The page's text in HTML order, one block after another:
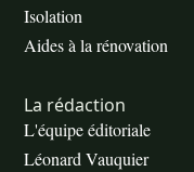
Isolation
Aides à la rénovation
La rédaction
L'équipe éditoriale
Léonard Vauquier